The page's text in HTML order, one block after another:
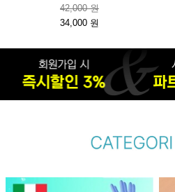
42,000 원
34,000 원